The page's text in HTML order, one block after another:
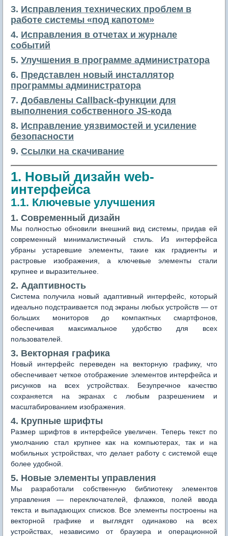
3. Исправления технических проблем в
работе системы «под капотом»
4. Исправления в отчетах и журнале
событий
5. Улучшения в программе администратора
6. Представлен новый инсталлятор
программы администратора
7. Добавлены Callback-функции для
выполнения собственного JS-кода
8. Исправление уязвимостей и усиление
безопасности
9. Ссылки на скачивание
1. Новый дизайн web-
интерфейса
1.1. Ключевые улучшения
1. Современный дизайн
Мы полностью обновили внешний вид системы, придав ей
современный минималистичный стиль. Из интерфейса
убраны устаревшие элементы, такие как градиенты и
растровые изображения, а ключевые элементы стали
крупнее и выразительнее.
2. Адаптивность
Система получила новый адаптивный интерфейс, который
идеально подстраивается под экраны любых устройств — от
больших мониторов до компактных смартфонов,
обеспечивая максимальное удобство для всех
пользователей.
3. Векторная графика
Новый интерфейс переведен на векторную графику, что
обеспечивает четкое отображение элементов интерфейса и
рисунков на всех устройствах. Безупречное качество
сохраняется на экранах с любым разрешением и
масштабированием изображения.
4. Крупные шрифты
Размер шрифтов в интерфейсе увеличен. Теперь текст по
умолчанию стал крупнее как на компьютерах, так и на
мобильных устройствах, что делает работу с системой еще
более удобной.
5. Новые элементы управления
Мы разработали собственную библиотеку элементов
управления — переключателей, флажков, полей ввода
текста и выпадающих списков. Все элементы построены на
векторной графике и выглядят одинаково на всех
устройствах, независимо от браузера и операционной